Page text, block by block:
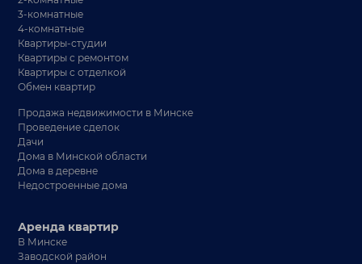
3-комнатные
4-комнатные
Квартиры-студии
Квартиры с ремонтом
Квартиры с отделкой
Обмен квартир
Продажа недвижимости в Минске
Проведение сделок
Дачи
Дома в Минской области
Дома в деревне
Недостроенные дома
Аренда квартир
В Минске
Заводской район